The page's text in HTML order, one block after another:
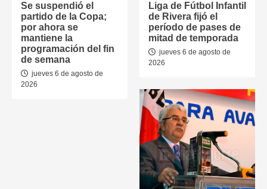
Se suspendió el
partido de la Copa;
por ahora se
mantiene la
programación del fin
de semana
jueves 6 de agosto de
2026
Liga de Fútbol Infantil
de Rivera fijó el
período de pases de
mitad de temporada
jueves 6 de agosto de
2026